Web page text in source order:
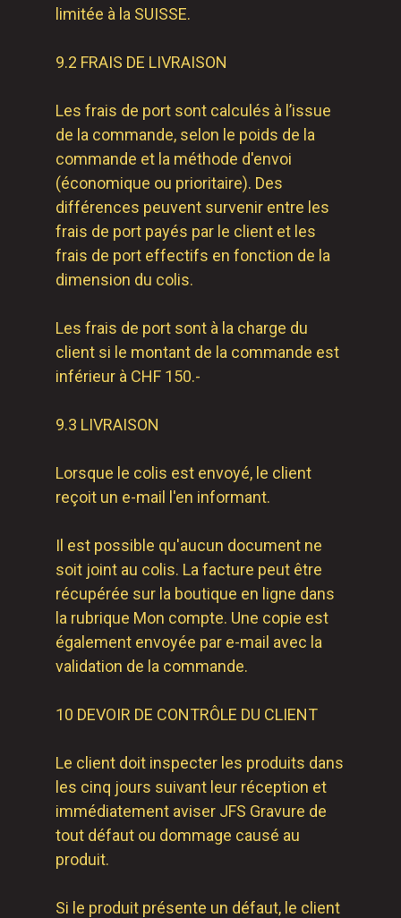
limitée à la SUISSE.
9.2 FRAIS DE LIVRAISON
Les frais de port sont calculés à l’issue
de la commande, selon le poids de la
commande et la méthode d'envoi
(économique ou prioritaire). Des
différences peuvent survenir entre les
frais de port payés par le client et les
frais de port effectifs en fonction de la
dimension du colis.
Les frais de port sont à la charge du
client si le montant de la commande est
inférieur à CHF 150.-
9.3 LIVRAISON
Lorsque le colis est envoyé, le client
reçoit un e-mail l'en informant.
Il est possible qu'aucun document ne
soit joint au colis. La facture peut être
récupérée sur la boutique en ligne dans
la rubrique Mon compte. Une copie est
également envoyée par e-mail avec la
validation de la commande.
10 DEVOIR DE CONTRÔLE DU CLIENT
Le client doit inspecter les produits dans
les cinq jours suivant leur réception et
immédiatement aviser JFS Gravure de
tout défaut ou dommage causé au
produit.
Si le produit présente un défaut, le client